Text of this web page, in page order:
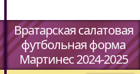
Вратарская салатовая
футбольная форма
Мартинес 2024-2025